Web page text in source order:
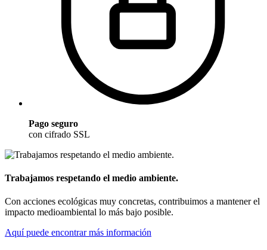
Pago seguro
con cifrado SSL
Trabajamos respetando el medio ambiente.
Con acciones ecológicas muy concretas, contribuimos a mantener el
impacto medioambiental lo más bajo posible.
Aquí puede encontrar más información